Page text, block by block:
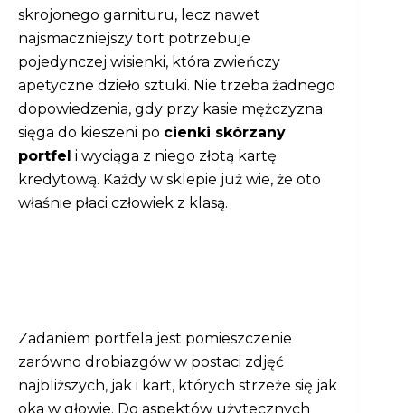
skrojonego garnituru, lecz nawet
najsmaczniejszy tort potrzebuje
pojedynczej wisienki, która zwieńczy
apetyczne dzieło sztuki. Nie trzeba żadnego
dopowiedzenia, gdy przy kasie mężczyzna
sięga do kieszeni po cienki skórzany
portfel i wyciąga z niego złotą kartę
kredytową. Każdy w sklepie już wie, że oto
właśnie płaci człowiek z klasą.
Zadaniem portfela jest pomieszczenie
zarówno drobiazgów w postaci zdjęć
najbliższych, jak i kart, których strzeże się jak
oka w głowie. Do aspektów użytecznych